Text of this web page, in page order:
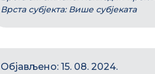
Врста субјекта: Више субјеката
Објављено: 15. 08. 2024.